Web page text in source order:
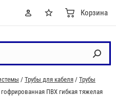
Корзина
/ Трубы для кабеля / Трубы
гофрированная ПВХ гибкая тяжелая